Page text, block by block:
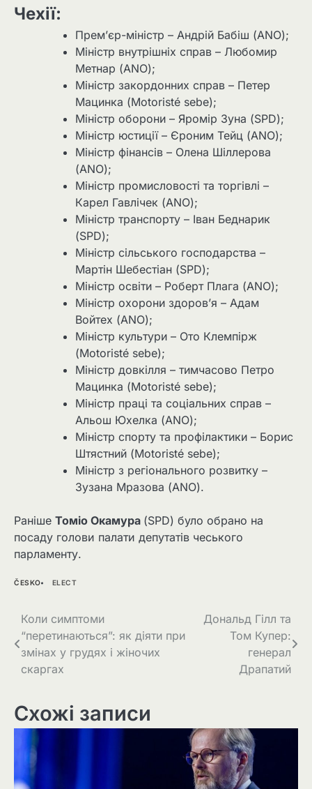
Чехії:
Прем’єр-міністр – Андрій Бабіш (ANO);
Міністр внутрішніх справ – Любомир
Метнар (ANO);
Міністр закордонних справ – Петер
Мацинка (Motoristé sebe);
Міністр оборони – Яромір Зуна (SPD);
Міністр юстиції – Єроним Тейц (ANO);
Міністр фінансів – Олена Шіллерова
(ANO);
Міністр промисловості та торгівлі –
Карел Гавлічек (ANO);
Міністр транспорту – Іван Беднарик
(SPD);
Міністр сільського господарства –
Мартін Шебестіан (SPD);
Міністр освіти – Роберт Плага (ANO);
Міністр охорони здоров’я – Адам
Войтех (ANO);
Міністр культури – Ото Клемпірж
(Motoristé sebe);
Міністр довкілля – тимчасово Петро
Мацинка (Motoristé sebe);
Міністр праці та соціальних справ –
Альош Юхелка (ANO);
Міністр спорту та профілактики – Борис
Штястний (Motoristé sebe);
Міністр з регіонального розвитку –
Зузана Мразова (ANO).
Раніше Томіо Окамура (SPD) було обрано на
посаду голови палати депутатів чеського
парламенту.
ČESKO ELECT
Навігація
записів
Коли симптоми
“перетинаються”: як діяти при
змінах у грудях і жіночих
скаргах
Дональд Гілл та
Том Купер:
генерал
Драпатий
Схожі записи